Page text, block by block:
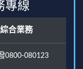
專線
合業務
0800-080123